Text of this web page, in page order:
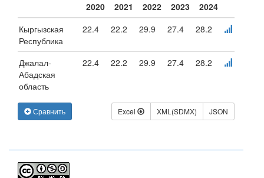
2020 2021 2022 2023
2024
Кыргызская
Республика
22.4 22.2 29.9 27.4 28.2
Джалал-
Абадская
область
22.4 22.2 29.9 27.4 28.2
Сравнить Excel XML(SDMX) JSON